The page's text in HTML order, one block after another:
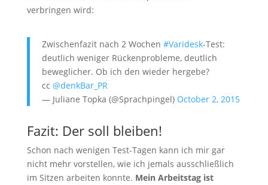
verbringen wird:
Zwischenfazit nach 2 Wochen #Varidesk-Test:
deutlich weniger Rückenprobleme, deutlich
beweglicher. Ob ich den wieder hergebe?
cc @denkBar_PR
— Juliane Topka (@Sprachpingel) October 2, 2015
Fazit: Der soll bleiben!
Schon nach wenigen Test-Tagen kann ich mir gar
nicht mehr vorstellen, wie ich jemals ausschließlich
im Sitzen arbeiten konnte. Mein Arbeitstag ist